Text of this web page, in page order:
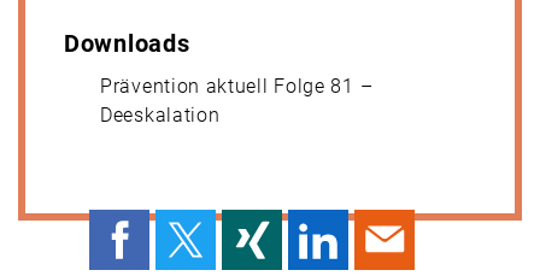
Downloads
Prävention aktuell Folge 81 –
Deeskalation